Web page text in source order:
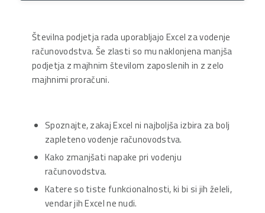
Številna podjetja rada uporabljajo Excel za vodenje
računovodstva. Še zlasti so mu naklonjena manjša
podjetja z majhnim številom zaposlenih in z zelo
majhnimi proračuni.
Spoznajte, zakaj Excel ni najboljša izbira za bolj
zapleteno vodenje računovodstva.
Kako zmanjšati napake pri vodenju
računovodstva.
Katere so tiste funkcionalnosti, ki bi si jih želeli,
vendar jih Excel ne nudi.